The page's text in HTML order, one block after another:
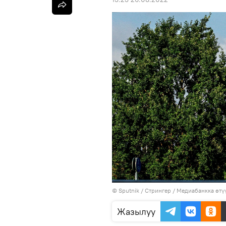
© Sputnik / Стрингер / Медиабанкка
Жазылуу